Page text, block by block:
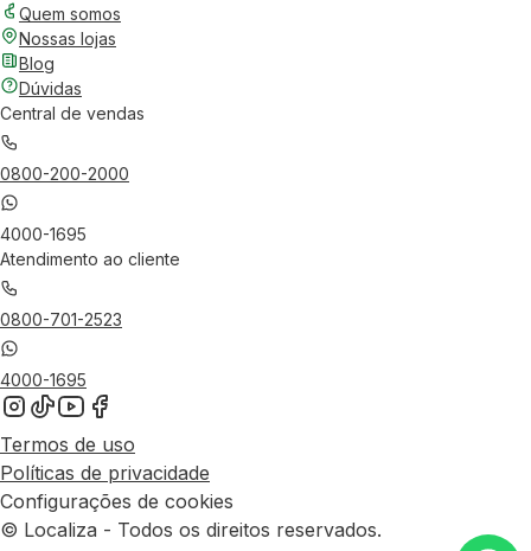
Quem somos
Nossas lojas
Blog
Dúvidas
Central de vendas
0800-200-2000
4000-1695
Atendimento ao cliente
0800-701-2523
4000-1695
Termos de uso
Políticas de privacidade
Configurações de cookies
© Localiza - Todos os direitos reservados.